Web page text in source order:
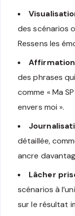
des scénarios
Ressens les
des phrases
comme « Ma
envers moi ».
détaillée,
ancre
Lâcher
scénarios à
sur le résultat